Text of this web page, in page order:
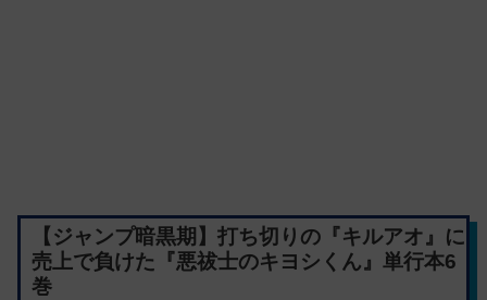
【ジャンプ暗黒期】打ち切りの『キルアオ』に
売上で負けた『悪祓士のキヨシくん』単行本6
巻